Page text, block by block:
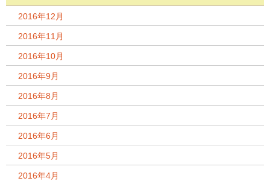
2016年12月
2016年11月
2016年10月
2016年9月
2016年8月
2016年7月
2016年6月
2016年5月
2016年4月